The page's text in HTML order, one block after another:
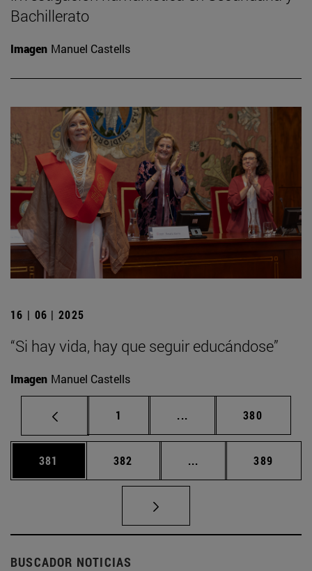
Bachillerato
Imagen Manuel Castells
16 | 06 | 2025
“Si hay vida, hay que seguir educándose”
Imagen Manuel Castells
Página
1 ... Páginas intermedias
Página
380
Página
381 Página
382 ... Páginas intermedias
Página
389
BUSCADOR NOTICIAS